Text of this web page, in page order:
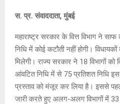
स. प्र. संवाददाता, मुंबई
महाराष्ट्र सरकार के वित्त विभाग ने
निधि में कोई कटौती नहीं होगी।
मिलेगी। राज्य सरकार ने 18 विभागों
आंवटित निधि में से 75 प्रतिशत निधि
प्रस्ताव को मंजूर कर लिया है। इससे
जारी करते हुए अलग-अलग विभागों में